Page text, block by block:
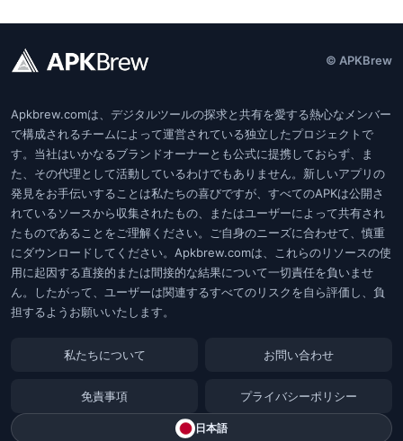
© APKBrew
Apkbrew.comは、デジタルツールの探求と共有を愛する熱心なメンバー
で構成されるチームによって運営されている独立したプロジェクトで
す。当社はいかなるブランドオーナーとも公式に提携しておらず、ま
た、その代理として活動しているわけでもありません。新しいアプリの
発見をお手伝いすることは私たちの喜びですが、すべてのAPKは公開さ
れているソースから収集されたもの、またはユーザーによって共有され
たものであることをご理解ください。ご自身のニーズに合わせて、慎重
にダウンロードしてください。Apkbrew.comは、これらのリソースの使
用に起因する直接的または間接的な結果について一切責任を負いませ
ん。したがって、ユーザーは関連するすべてのリスクを自ら評価し、負
担するようお願いいたします。
私たちについて お問い合わせ
免責事項 プライバシーポリシー
日本語